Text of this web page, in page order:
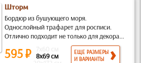
Шторм
Бордюр из бушующего моря.
Однослойный трафарет для росписи.
Отлично подходит не только для декора...
595 ₽ 8x69 см
ЕЩЕ РАЗМЕРЫ
И ВАРИАНТЫ